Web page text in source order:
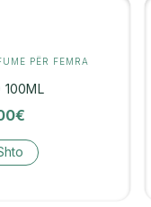
PËR FEMRA
100ML
€